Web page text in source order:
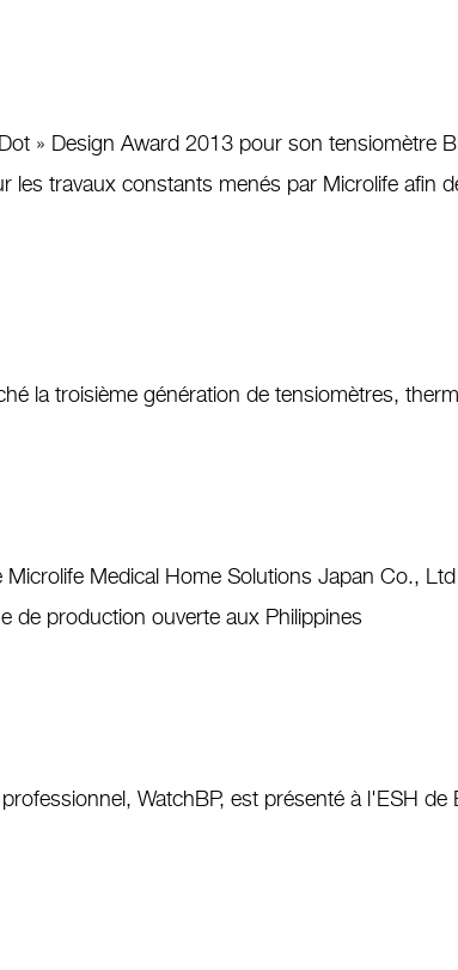
» Design Award 2013 pour son tensiomètre
les travaux constants menés par Microlife afin
la troisième génération de tensiomètres,
Microlife Medical Home Solutions Japan Co., Ltd
de production ouverte aux Philippines
WatchBP, est présenté à l'ESH de